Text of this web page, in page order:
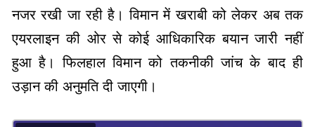
नजर रखी जा रही है। विमान में खराबी को लेकर अब तक
एयरलाइन की ओर से कोई आधिकारिक बयान जारी नहीं
हुआ है। फिलहाल विमान को तकनीकी जांच के बाद ही
उड़ान की अनुमति दी जाएगी।